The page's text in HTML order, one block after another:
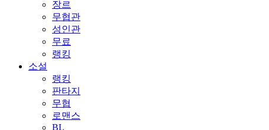
장르
무협관
성인관
무료
랭킹
소설
랭킹
판타지
무협
로맨스
BL